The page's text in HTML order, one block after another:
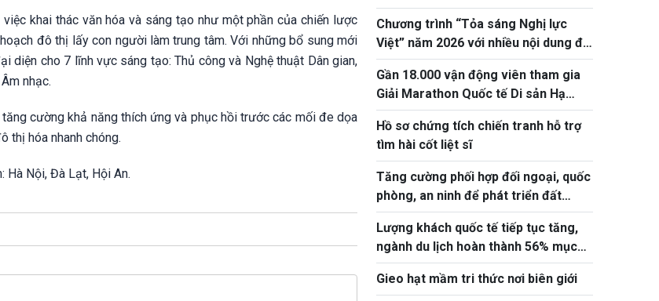
khai thác văn hóa và sáng tạo như một phần của chiến lược
đô thị lấy con người làm trung tâm. Với những bổ sung mới
diện cho 7 lĩnh vực sáng tạo: Thủ công và Nghệ thuật Dân gian,
nhạc.
cường khả năng thích ứng và phục hồi trước các mối đe dọa
thị hóa nhanh chóng.
Hà Nội, Đà Lạt, Hội An.
nhất bảng
Chương trình “Tỏa sáng Nghị lực
Việt” năm 2026 với nhiều nội dung đổi
mới, thiết thực
Gần 18.000 vận động viên tham gia
Giải Marathon Quốc tế Di sản Hạ
Long 2026
Hồ sơ chứng tích chiến tranh hỗ trợ
tìm hài cốt liệt sĩ
Tăng cường phối hợp đối ngoại, quốc
phòng, an ninh để phát triển đất
nước
Lượng khách quốc tế tiếp tục tăng,
ngành du lịch hoàn thành 56% mục
tiêu năm 2026
Gieo hạt mầm tri thức nơi biên giới